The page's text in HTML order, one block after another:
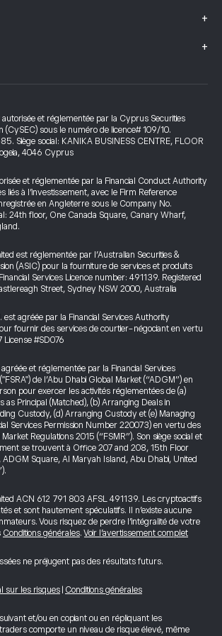
+
+
autorisée et réglementée par la Cyprus Securities
(CySEC) sous le numéro de licence# 109/10.
Siège social: KANIKA BUSINESS CENTRE, FLOOR
4046 Cyprus
et réglementée par la Financial Conduct Authority
liés à l’investissement, avec le Firm Reference
en Angleterre sous le Company No.
24th floor, One Canada Square, Canary Wharf,
est réglementée par l’Australian Securities &
(ASIC) pour la fourniture de services et produits
Services Licence number: 491139. Registered
Street, Sydney NSW 2000, Australia
est agréée par la Financial Services Authority
fournir des services de courtier-négociant en vertu
License #SD076
agréée et réglementée par la Financial Services
de l’Abu Dhabi Global Market (“ADGM”) en
pour exercer les activités réglementées de (a)
as Principal (Matched), (b) Arranging Deals in
Custody, (d) Arranging Custody et (e) Managing
Services Permission Number 220073) en vertu des
Regulations 2015 (“FSMR”). Son siège social et
se trouvent à Office 207 and 208, 15th Floor
ADGM Square, Al Maryah Island, Abu Dhabi, United
ACN 612 791 803 AFSL 491139. Les cryptoactifs
et sont hautement spéculatifs. Il n’existe aucune
Vous risquez de perdre l’intégralité de votre
Conditions générales.Voir l’avertissement complet
ne préjugent pas des résultats futurs.
sur les risques Conditions générales
et/ou en copiant ou en répliquant les
comporte un niveau de risque élevé, même